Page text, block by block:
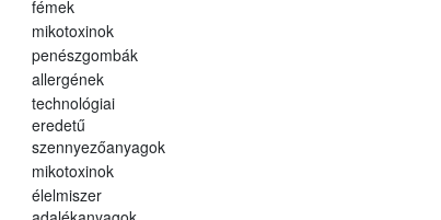
fémek
mikotoxinok
penészgombák
allergének
technológiai
eredetű
szennyezőanyagok
mikotoxinok
élelmiszer